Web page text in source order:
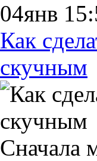
04янв
Как
скучным
Сначала